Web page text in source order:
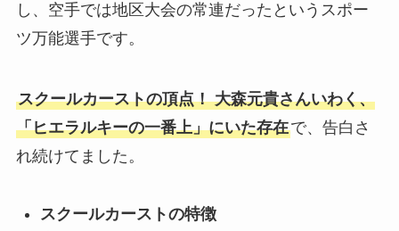
し、空手では地区大会の常連だったというスポー
ツ万能選手です。
スクールカーストの頂点！ 大森元貴さんいわく、
「ヒエラルキーの一番上」にいた存在で、告白さ
れ続けてました。
スクールカーストの特徴